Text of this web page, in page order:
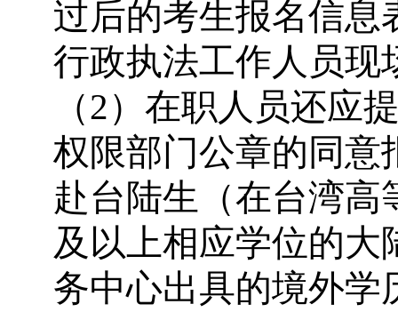
过后的考生报名信息
行政执法工作人员现
（2）在职人员还应
权限部门公章的同意
赴台陆生（在台湾高
及以上相应学位的
务中心出具的境外学